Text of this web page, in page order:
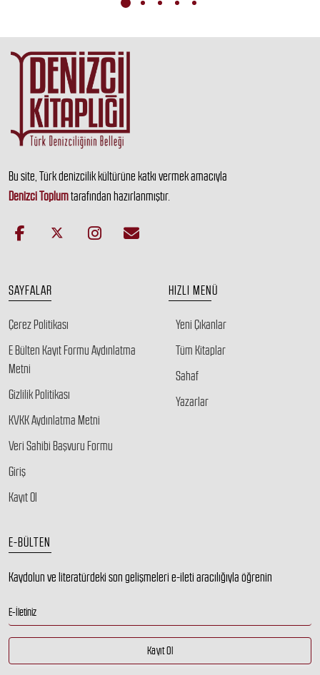
Bu site, Türk denizcilik kültürüne katkı vermek amacıyla
Denizci Toplumtarafından hazırlanmıştır.
SAYFALAR
Çerez Politikası
E Bülten Kayıt Formu Aydınlatma
Metni
Gizlilik Politikası
KVKK Aydınlatma Metni
Veri Sahibi Başvuru Formu
Giriş
Kayıt Ol
HIZLI MENÜ
Yeni Çıkanlar
Tüm Kitaplar
Sahaf
Yazarlar
E-BÜLTEN
Kaydolun ve literatürdeki son gelişmeleri e-ileti aracılığıyla öğrenin